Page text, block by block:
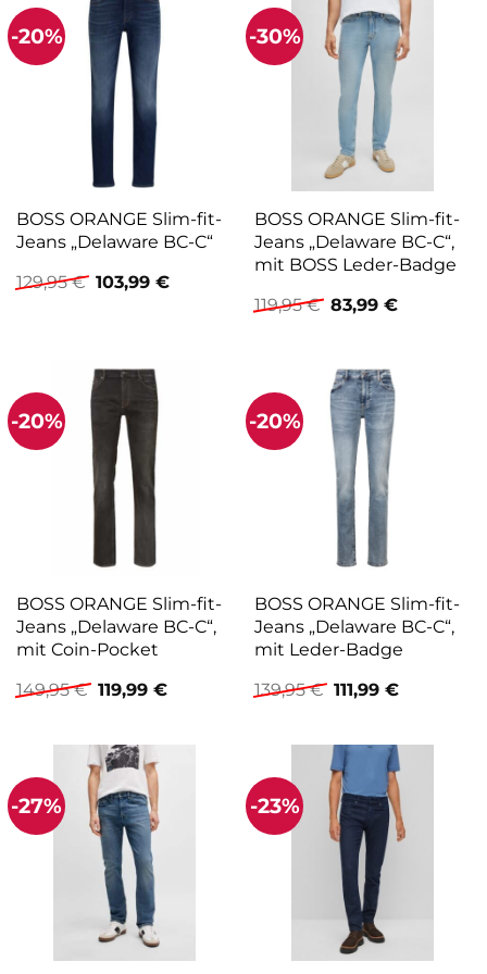
-20%
BOSS ORANGE Slim-fit-
Jeans „Delaware BC-C“
129,95€ Ursprünglicher
Preis
103,99 €Aktueller
-30%
BOSS ORANGE Slim-fit-
Jeans „Delaware BC-C“,
mit BOSS Leder-Badge
119,95€ Ursprünglicher
Preis
83,99 €Aktueller
-20%
BOSS ORANGE Slim-fit-
Jeans „Delaware BC-C“,
mit Coin-Pocket
149,95€ Ursprünglicher
Preis
149,95 €
119,99 €Aktueller
-20%
BOSS ORANGE Slim-fit-
Jeans „Delaware BC-C“,
mit Leder-Badge
139,95€ Ursprünglicher
Preis
139,95 €
111,99 €Aktueller
111,99 €.
-27% -23%